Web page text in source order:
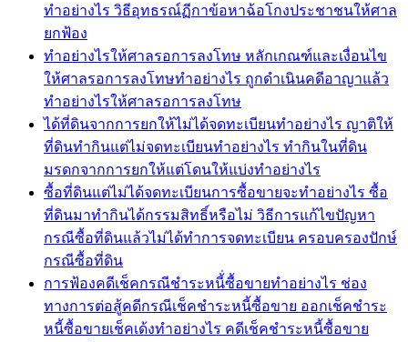
ทำอย่างไร วิธีอุทธรณ์ฏีกาข้อหาฉ้อโกงประชาชนให้ศาล
ยกฟ้อง
ทำอย่างไรให้ศาลรอการลงโทษ หลักเกณฑ์และเงื่อนไข
ให้ศาลรอการลงโทษทำอย่างไร ถูกดำเนินคดีอาญาแล้ว
ทำอย่างไรให้ศาลรอการลงโทษ
ได้ที่ดินจากการยกให้ไม่ได้จดทะเบียนทำอย่างไร ญาติให้
ที่ดินทำกินแต่ไม่จดทะเบียนทำอย่างไร ทำกินในที่ดิน
มรดกจากการยกให้แต่โดนให้แบ่งทำอย่างไร
ซื้อที่ดินแต่ไม่ได้จดทะเบียนการซื้อขายจะทำอย่างไร ซื้อ
ที่ดินมาทำกินได้กรรมสิทธิ์หรือไม่ วิธีการแก้ไขปัญหา
กรณีซื้อที่ดินแล้วไม่ได้ทำการจดทะเบียน ครอบครองปักษ์
กรณีซื้อที่ดิน
การฟ้องคดีเช็คกรณีชำระหนี้่ซื้อขายทำอย่างไร ช่อง
ทางการต่อสู้คดีกรณีเช็คชำระหนี้ซื้อขาย ออกเช็คชำระ
หนี้ซื้อขายเช็คเด้งทำอย่างไร คดีเช็คชำระหนี้ซื้อขาย